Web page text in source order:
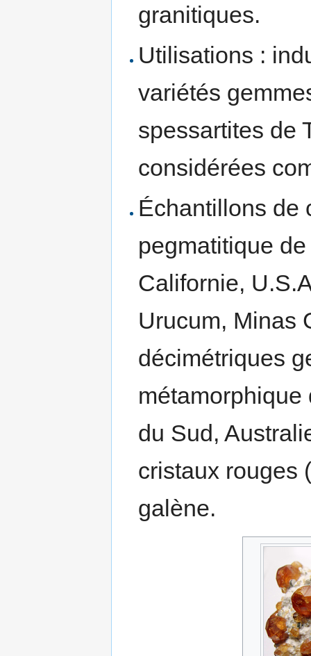
granitiques.
Utilisations :
variétés
spessartites de
considérées
Échantillons de
pegmatitique
Californie,
Urucum, Minas
décimétriques
du Sud,
cristaux rouges
galène.